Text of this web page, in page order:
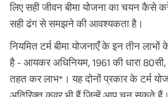
लिए सही जीवन बीमा योजना का चयन कैसे
सही ढंग से समझने की आवश्यकता है।
नियमित टर्म बीमा योजनाएँ के इन तीन
है - आयकर अधिनियम, 1961 की धारा
तहत कर लाभ*। यह दोनों प्रकार के टर्म